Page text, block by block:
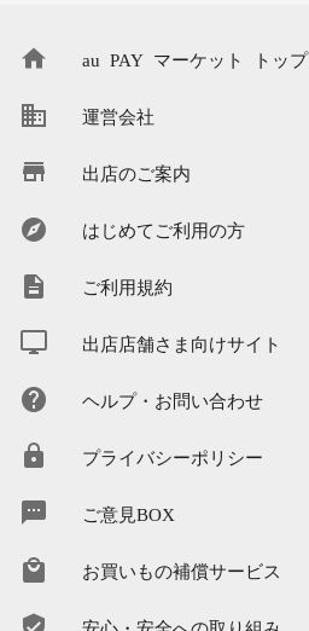
au PAY マーケット トップ
運営会社
出店のご案内
はじめてご利用の方
ご利用規約
出店店舗さま向けサイト
ヘルプ・お問い合わせ
プライバシーポリシー
ご意見BOX
お買いもの補償サービス
安心・安全への取り組み